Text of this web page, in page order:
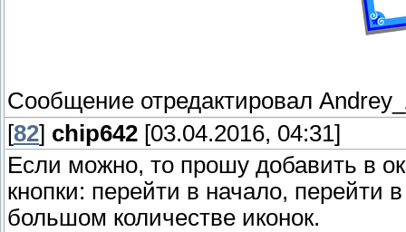
Сообщение отредактировал
[82] chip642 [03.04.2016, 04:31]
Если можно, то прошу добавить в
кнопки: перейти в начало, перейти
большом количестве иконок.